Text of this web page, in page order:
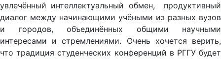
увлечённый интеллектуальный обмен, продуктивный
диалог между начинающими учёными из разных вузов
и городов, объединённых общими научными
интересами и стремлениями. Очень хочется верить,
что традиция студенческих конференций в РГГУ будет